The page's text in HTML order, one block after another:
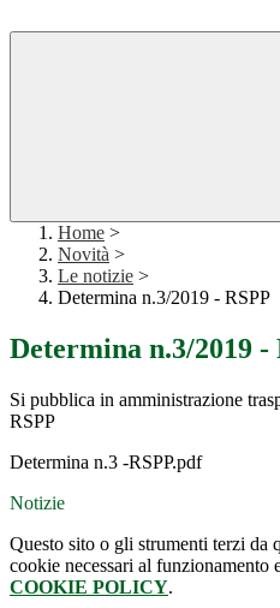
Home >
Novità >
Le notizie >
Determina n.3/2019 - RSPP
Determina n.3/2019 -
Si pubblica in amministrazione
RSPP
Determina n.3 -RSPP.pdf
Notizie
Questo sito o gli strumenti terzi da
cookie necessari al
COOKIE POLICY.